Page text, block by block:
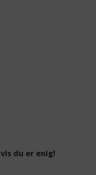
du er enig!